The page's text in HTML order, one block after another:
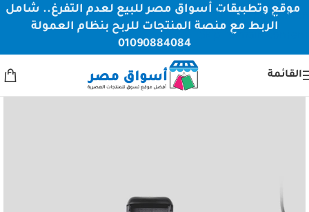
Skip to navigation
Skip to main content
موقع وتطبيقات أسواق مصر للبيع لعدم التفرغ.. شامل
الربط مع منصة المنتجات للربح بنظام العمولة
01090884084
القائمة